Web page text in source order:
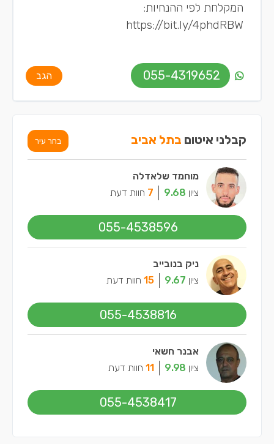
המקלחת לפי ההנחיות:
https://bit.ly/4phdRBW
055-4319652 הגב
קבלני איטום בתל אביב בחר עיר
מוחמד שלאדלה
ציון 9.68
7 חוות דעת
055-4538596
ניק בנובייב
ציון 9.67
15 חוות דעת
055-4538816
אבנר חשאי
ציון 9.98
11 חוות דעת
055-4538417